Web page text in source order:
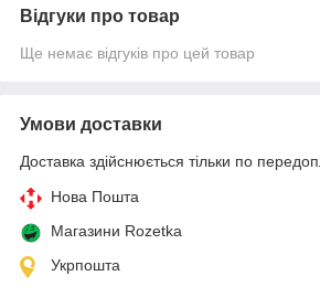
Відгуки про товар
Ще немає відгуків про цей товар
Умови доставки
Доставка здійснюється тільки по
Нова Пошта
Магазини Rozetka
Укрпошта